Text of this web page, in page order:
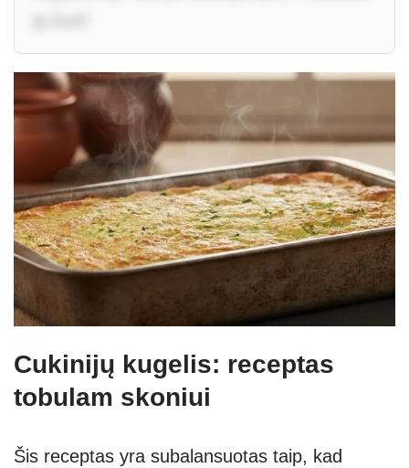
Cukinijų kugelis: receptas
tobulam skoniui
Šis receptas yra subalansuotas taip, kad